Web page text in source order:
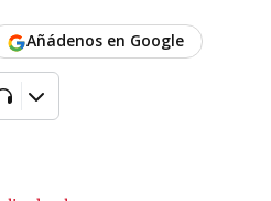
Añádenos en Google